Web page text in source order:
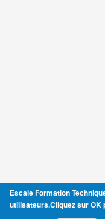
Escale Formation
utilisateurs.Cliquez sur OK